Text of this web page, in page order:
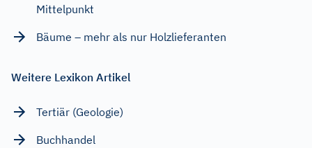
Mittelpunkt
Bäume – mehr als nur Holzlieferanten
Weitere Lexikon Artikel
Tertiär (Geologie)
Buchhandel